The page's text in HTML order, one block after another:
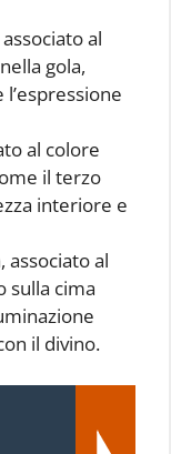
al
gola,
al colore
il terzo
interiore e
associato al
sulla cima
il divino.